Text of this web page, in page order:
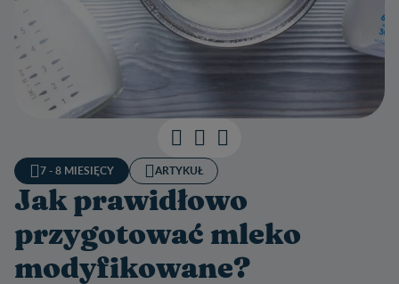
7 - 8 MIESIĘCY ARTYKUŁ
Jak prawidłowo
przygotować mleko
modyfikowane?